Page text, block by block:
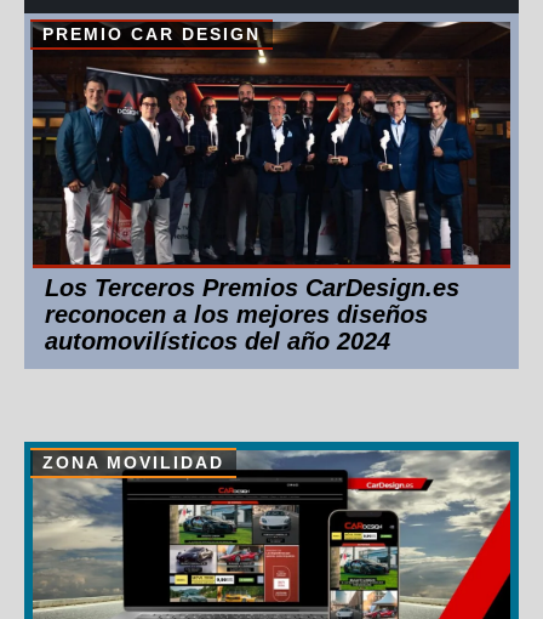
PREMIO CAR DESIGN
Los Terceros Premios CarDesign.es
reconocen a los mejores diseños
automovilísticos del año 2024
ZONA MOVILIDAD